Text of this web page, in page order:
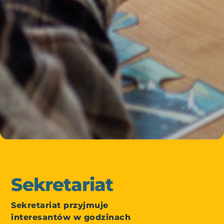
Sekretariat
Sekretariat przyjmuje
interesantów w godzinach